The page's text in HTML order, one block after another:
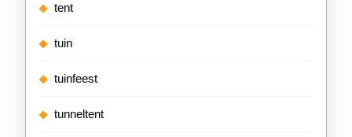
tent
tuin
tuinfeest
tunneltent